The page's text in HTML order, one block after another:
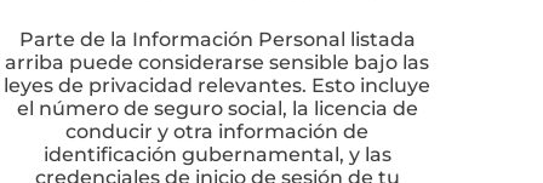
Parte de la Información Personal listada
arriba puede considerarse sensible bajo las
leyes de privacidad relevantes. Esto incluye
el número de seguro social, la licencia de
conducir y otra información de
identificación gubernamental, y las
credenciales de inicio de sesión de tu